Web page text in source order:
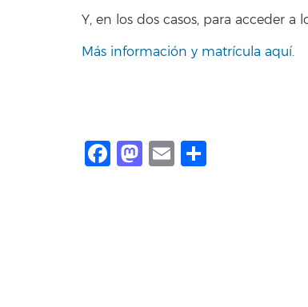
Y, en los dos casos, para acceder
Más información y matrícula aquí.
Facebook
Mastodon
Email